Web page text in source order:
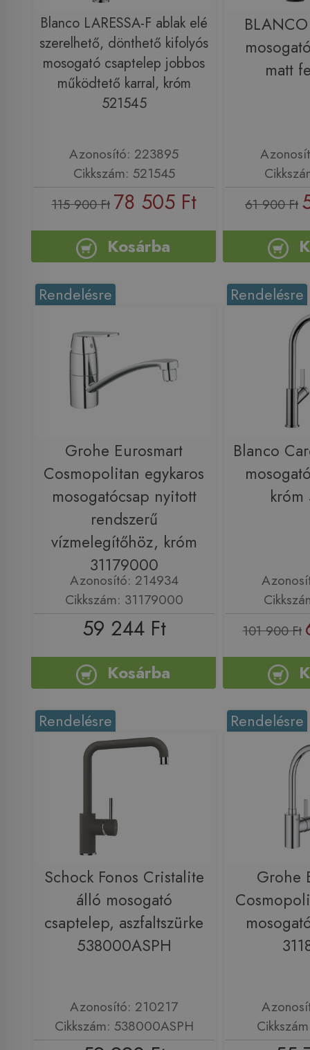
Blanco LARESSA-F ablak elé
szerelhető, dönthető kifolyós
mosogató csaptelep jobbos
működtető karral, króm
521545
Azonosító: 223895
Cikkszám: 521545
115 900 Ft 78 505 Ft
Kosárba
matt
61 900 Ft
Rendelésre
Grohe Eurosmart
Cosmopolitan egykaros
mosogatócsap nyitott
rendszerű
vízmelegítőhöz, króm
31179000
Azonosító: 214934
Cikkszám: 31179000
59 244 Ft
Kosárba
Rendelésre
Blanco
101 900 Ft
Rendelésre
Schock Fonos Cristalite
álló mosogató
csaptelep, aszfaltszürke
538000ASPH
Azonosító: 210217
Cikkszám: 538000ASPH
Rendelésre
Grohe